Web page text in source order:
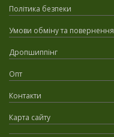
Політика безпеки
Умови обміну та повернення
Дропшиппінг
Опт
Контакти
Карта сайту